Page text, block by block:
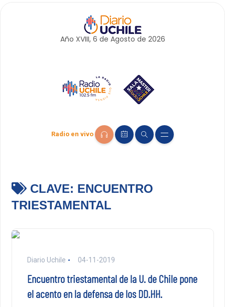
Año XVIII, 6 de Agosto de 2026
Radio en vivo
CLAVE: ENCUENTRO
TRIESTAMENTAL
Diario Uchile 04-11-2019
Encuentro triestamental de la U. de Chile pone
el acento en la defensa de los DD.HH.